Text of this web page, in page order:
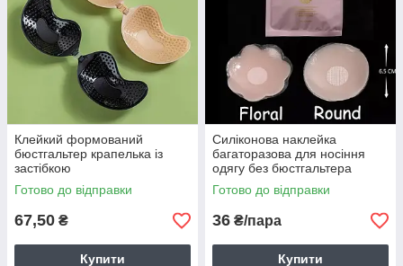
Клейкий формований
бюстгальтер крапелька із
застібкою
Готово до відправки
67,50 ₴
Купити
Силіконова наклейка
багаторазова для носіння
одягу без бюстгальтера
Готово до відправки
36 ₴/пара
Купити